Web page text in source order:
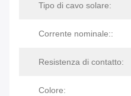
Tipo di cavo solare:
Corrente nominale::
Resistenza di contatto:
Colore: